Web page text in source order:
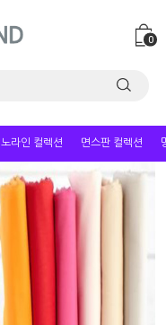
0
노라인 컬렉션 면스판 컬렉션